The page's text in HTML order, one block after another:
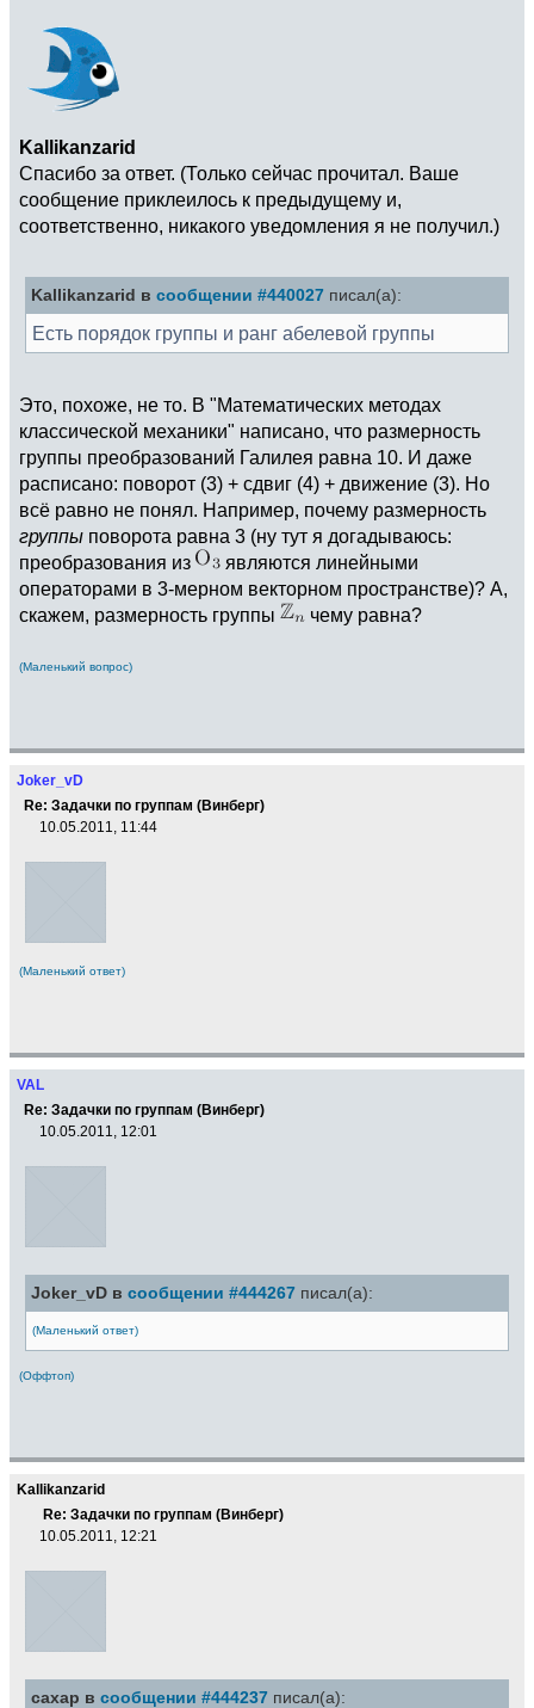
Kallikanzarid
Спасибо за ответ. (Только сейчас прочитал. Ваше
сообщение приклеилось к предыдущему и,
соответственно, никакого уведомления я не получил.)
Kallikanzarid в сообщении #440027 писал(а):
Есть порядок группы и ранг абелевой группы
Это, похоже, не то. В "Математических методах
классической механики" написано, что размерность
группы преобразований Галилея равна 10. И даже
расписано: поворот (3) + сдвиг (4) + движение (3). Но
всё равно не понял. Например, почему размерность
группы поворота равна 3 (ну тут я догадываюсь:
преобразования из
являются линейными
операторами в 3-мерном векторном пространстве)? А,
скажем, размерность группы
чему равна?
(Маленький вопрос)
Joker_vD
Re: Задачки по группам (Винберг)
10.05.2011, 11:44
(Маленький ответ)
VAL
Re: Задачки по группам (Винберг)
10.05.2011, 12:01
Joker_vD в сообщении #444267 писал(а):
(Маленький ответ)
(Оффтоп)
Kallikanzarid
Re: Задачки по группам (Винберг)
10.05.2011, 12:21
caxap в сообщении #444237 писал(а):